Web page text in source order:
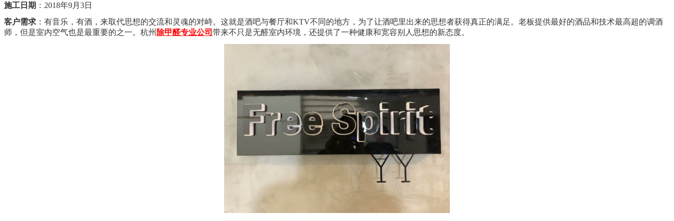
施工日期 ：2018年9月3日
客户需求 ： 有音乐，有酒，来取代思想的交流和灵魂的对峙。这就是酒吧与餐厅和KTV不同的地方，为了让酒吧里出来的思想者获得真正的满足。老板提供最好的酒品和技术最高超的调酒
师，但是室内空气也是最重要的之一。杭州 除甲醛专业公司 带来不只是无醛室内环境，还提供了一种健康和宽容别人思想的新态度。